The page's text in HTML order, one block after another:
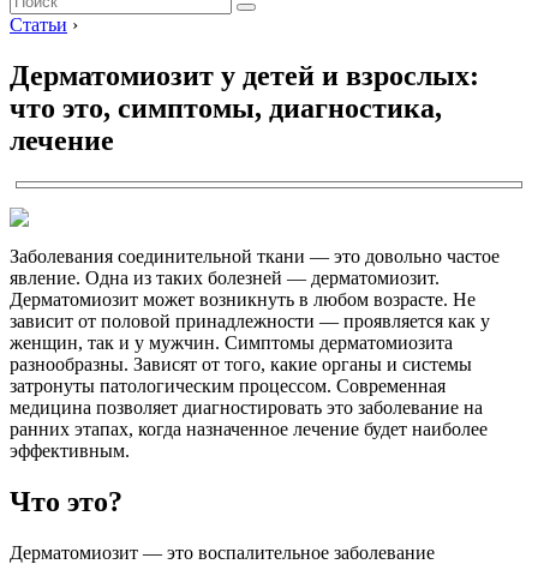
Статьи ›
Дерматомиозит у детей и взрослых:
что это, симптомы, диагностика,
лечение
Заболевания соединительной ткани — это довольно частое
явление. Одна из таких болезней — дерматомиозит.
Дерматомиозит может возникнуть в любом возрасте. Не
зависит от половой принадлежности — проявляется как у
женщин, так и у мужчин. Симптомы дерматомиозита
разнообразны. Зависят от того, какие органы и системы
затронуты патологическим процессом. Современная
медицина позволяет диагностировать это заболевание на
ранних этапах, когда назначенное лечение будет наиболее
эффективным.
Что это?
Дерматомиозит — это воспалительное заболевание